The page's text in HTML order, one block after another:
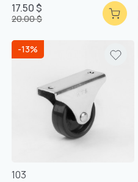
17.50 $
20.00 $
-13%
103